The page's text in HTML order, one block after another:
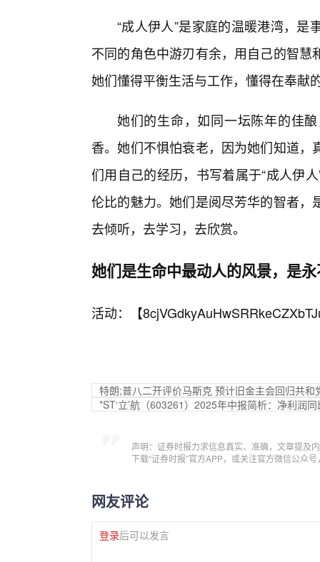
“成人伊人”是家庭的温暖港湾，
不同的角色中游刃有余，用自己的智
她们懂得平衡生活与工作，懂得在奉献
她们的生命，如同一坛陈年的佳
香。她们不惧怕衰老，因为她们知道
们用自己的经历，书写着属于“成人伊
伦比的魅力。她们是阅尽芳华的智者
去倾听，去学习，去欣赏。
她们是生命中最动人的风景，是
活动：【
特朗;普八二开评价马斯克 预计旧金主会回归共和
*ST‘立’航（603261）2025年中报简析：净利润
声明：证券时报力求信息真实、准确，文章提及
下载“证券时报”官方APP，或关注官方微信公众
网友评论
登录后可以发言